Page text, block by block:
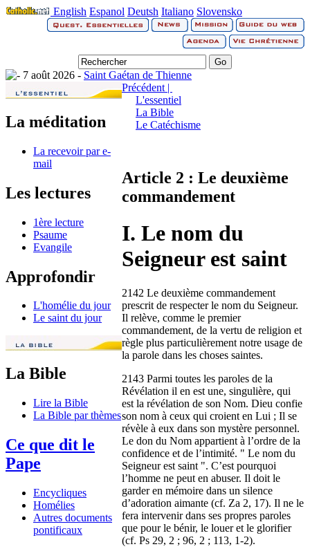
English Espanol Deutsh Italiano Slovensko
7 août 2026 - Saint Gaétan de Thienne
La méditation
La recevoir par e-
mail
Les lectures
1ère lecture
Psaume
Evangile
Approfondir
L'homélie du jour
Le saint du jour
La Bible
Lire la Bible
La Bible par thèmes
Ce que dit le
Pape
Encycliques
Homélies
Autres documents
pontificaux
Précédent |
L'essentiel
La Bible
Le Catéchisme
Article 2 : Le deuxième
commandement
I. Le nom du
Seigneur est saint
2142 Le deuxième commandement
prescrit de respecter le nom du Seigneur.
Il relève, comme le premier
commandement, de la vertu de religion et
règle plus particulièrement notre usage de
la parole dans les choses saintes.
2143 Parmi toutes les paroles de la
Révélation il en est une, singulière, qui
est la révélation de son Nom. Dieu confie
son nom à ceux qui croient en Lui ; Il se
révèle à eux dans son mystère personnel.
Le don du Nom appartient à l’ordre de la
confidence et de l’intimité. " Le nom du
Seigneur est saint ". C’est pourquoi
l’homme ne peut en abuser. Il doit le
garder en mémoire dans un silence
d’adoration aimante (cf. Za 2, 17). Il ne le
fera intervenir dans ses propres paroles
que pour le bénir, le louer et le glorifier
(cf. Ps 29, 2 ; 96, 2 ; 113, 1-2).